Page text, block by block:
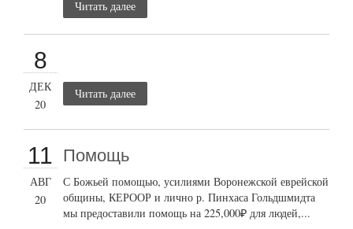
Читать далее
8
ДЕК
20
Читать далее
11
АВГ
20
Помощь
С Божьей помощью, усилиями Воронежской еврейской
общины, КЕРООР и лично р. Пинхаса Гольдшмидта
мы предоставили помощь на 225,000₽ для людей,...